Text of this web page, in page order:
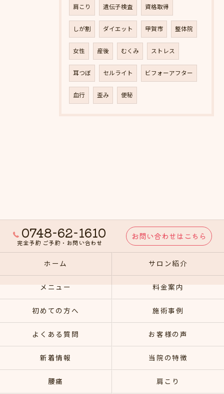
肩こり 遺伝子検査 資格取得
しが割 ダイエット 甲賀市 整体院
女性 産後 むくみ ストレス
耳つぼ セルライト ビフォーアフター
血行 歪み 便秘
0748-62-1610
完全予約 ご予約・お問い合わせ
お問い合わせはこちら
ホーム サロン紹介
メニュー 料金案内
初めての方へ 施術事例
よくある質問 お客様の声
新着情報 当院の特徴
腰痛 肩こり